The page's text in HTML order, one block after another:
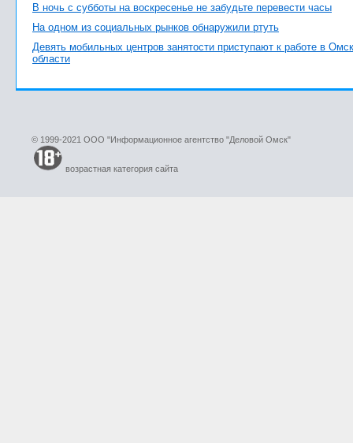
В ночь с субботы на воскресенье не забудьте перевести часы
На одном из социальных рынков обнаружили ртуть
Девять мобильных центров занятости приступают к работе в
области
© 1999-2021 ООО "Информационное агентство "Деловой Омск"
возрастная категория сайта